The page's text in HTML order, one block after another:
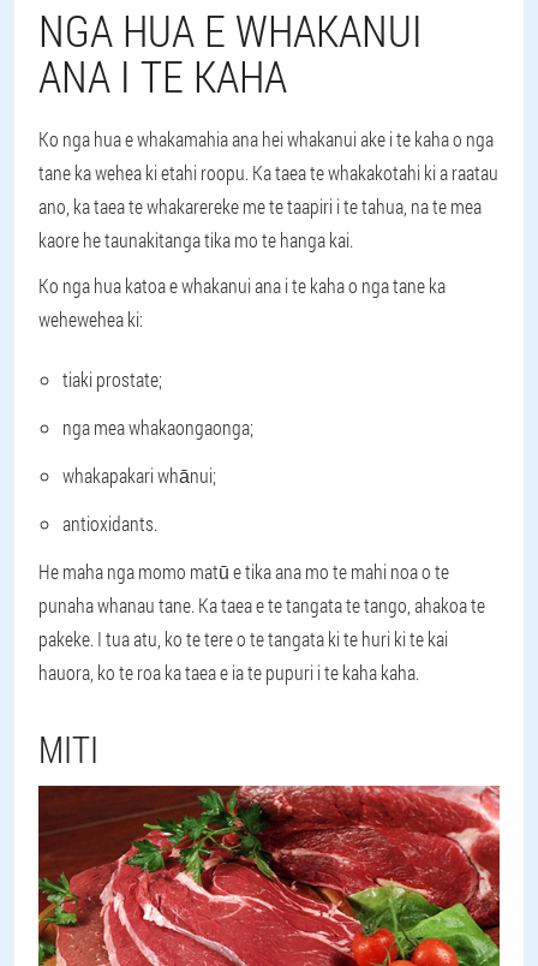
NGA HUA E WHAKANUI
ANA I TE KAHA
Ko nga hua e whakamahia ana hei whakanui ake i te kaha o nga
tane ka wehea ki etahi roopu. Ka taea te whakakotahi ki a raatau
ano, ka taea te whakarereke me te taapiri i te tahua, na te mea
kaore he taunakitanga tika mo te hanga kai.
Ko nga hua katoa e whakanui ana i te kaha o nga tane ka
wehewehea ki:
tiaki prostate;
nga mea whakaongaonga;
whakapakari whānui;
antioxidants.
He maha nga momo matū e tika ana mo te mahi noa o te
punaha whanau tane. Ka taea e te tangata te tango, ahakoa te
pakeke. I tua atu, ko te tere o te tangata ki te huri ki te kai
hauora, ko te roa ka taea e ia te pupuri i te kaha kaha.
MITI